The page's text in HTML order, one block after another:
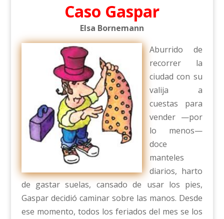
Caso Gaspar
Elsa Bornemann
Aburrido de
recorrer la
ciudad con su
valija a
cuestas para
vender —por
lo menos—
doce
manteles
diarios, harto
de gastar suelas, cansado de usar los pies,
Gaspar decidió caminar sobre las manos. Desde
ese momento, todos los feriados del mes se los